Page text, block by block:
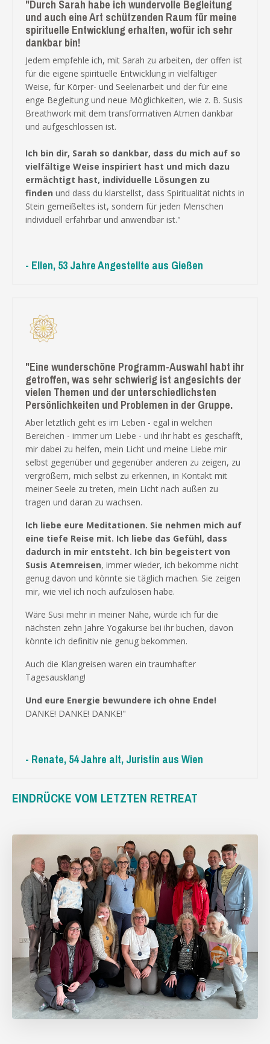
"Durch Sarah habe ich wundervolle Begleitung
und auch eine Art schützenden Raum für meine
spirituelle Entwicklung erhalten, wofür ich sehr
dankbar bin!
Jedem empfehle ich, mit Sarah zu arbeiten, der offen ist
für die eigene spirituelle Entwicklung in vielfältiger
Weise, für Körper- und Seelenarbeit und der für eine
enge Begleitung und neue Möglichkeiten, wie z. B. Susis
Breathwork mit dem transformativen Atmen dankbar
und aufgeschlossen ist.
Ich bin dir, Sarah so dankbar, dass du mich auf so
vielfältige Weise inspiriert hast und mich dazu
ermächtigt hast, individuelle Lösungen zu
finden und dass du klarstellst, dass Spiritualität nichts in
Stein gemeißeltes ist, sondern für jeden Menschen
individuell erfahrbar und anwendbar ist."
- Ellen, 53 Jahre Angestellte aus Gießen
"Eine wunderschöne Programm-Auswahl habt ihr
getroffen, was sehr schwierig ist angesichts der
vielen Themen und der unterschiedlichsten
Persönlichkeiten und Problemen in der Gruppe.
Aber letztlich geht es im Leben - egal in welchen
Bereichen - immer um Liebe - und ihr habt es geschafft,
mir dabei zu helfen, mein Licht und meine Liebe mir
selbst gegenüber und gegenüber anderen zu zeigen, zu
vergrößern, mich selbst zu erkennen, in Kontakt mit
meiner Seele zu treten, mein Licht nach außen zu
tragen und daran zu wachsen.
Ich liebe eure Meditationen. Sie nehmen mich auf
eine tiefe Reise mit. Ich liebe das Gefühl, dass
dadurch in mir entsteht. Ich bin begeistert von
Susis Atemreisen, immer wieder, ich bekomme nicht
genug davon und könnte sie täglich machen. Sie zeigen
mir, wie viel ich noch aufzulösen habe.
Wäre Susi mehr in meiner Nähe, würde ich für die
nächsten zehn Jahre Yogakurse bei ihr buchen, davon
könnte ich definitiv nie genug bekommen.
Auch die Klangreisen waren ein traumhafter
Tagesausklang!
Und eure Energie bewundere ich ohne Ende!
DANKE! DANKE! DANKE!"
- Renate, 54 Jahre alt, Juristin aus Wien
EINDRÜCKE VOM LETZTEN RETREAT